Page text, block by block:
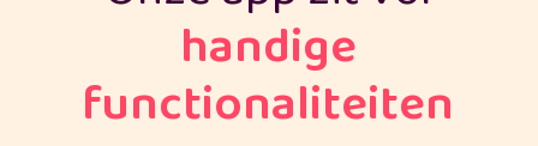
handige
functionaliteiten